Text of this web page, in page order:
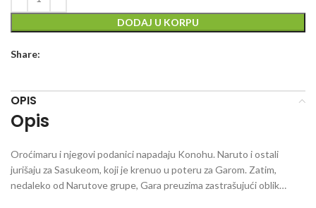
DODAJ U KORPU
Share:
OPIS
Opis
Oroćimaru i njegovi podanici napadaju Konohu. Naruto i ostali
jurišaju za Sasukeom, koji je krenuo u poteru za Garom. Zatim,
nedaleko od Narutove grupe, Gara preuzima zastrašujući oblik…